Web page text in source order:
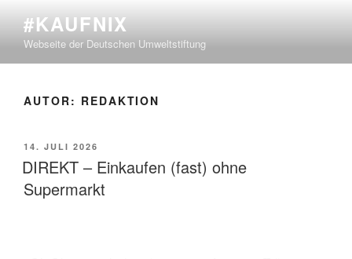
#KAUFNIX
Webseite der Deutschen Umweltstiftung
AUTOR: REDAKTION
14. JULI 2026
DIREKT – Einkaufen (fast) ohne
Supermarkt